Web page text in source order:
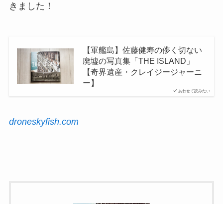
きました！
あわせて読みたい
【軍艦島】佐藤健寿の儚く切ない
廃墟の写真集「THE ISLAND」
【奇界遺産・クレイジージャーニ
ー】
droneskyfish.com